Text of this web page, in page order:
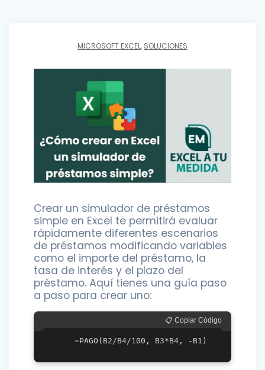
MICROSOFT EXCEL, SOLUCIONES
Crear un simulador de préstamos
simple en Excel te permitirá evaluar
rápidamente diferentes escenarios
de préstamos modificando variables
como el importe del préstamo, la
tasa de interés y el plazo del
préstamo. Aquí tienes una guía paso
a paso para crear uno:
📋 Copiar Código